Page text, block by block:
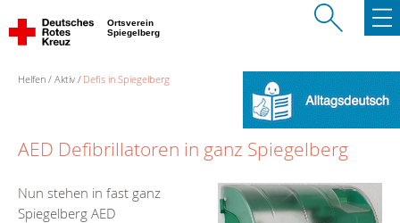
Ortsverein
Spiegelberg
Helfen Aktiv Defis in Spiegelberg
AED Defibrillatoren in ganz Spiegelberg
Nun stehen in fast ganz
Spiegelberg AED